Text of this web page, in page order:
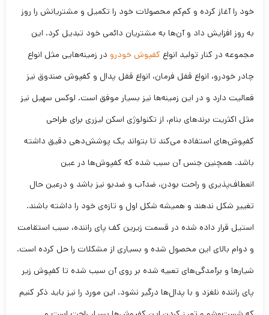
خود را آغاز کرده و کم‌کم محصولات خود را تکمیل و مشتریانش را روز
به روز افزایش داد و آن‌ها به مشتریان دائمی خود تبدیل کرد. این
مجموعه در کنار تولید انواع کفپوش خودرو در زمینه‌هایی مثل انواع
چادر خودرو، انواع قفل فرمان، انواع قفل پدال و کفپوش صندوق نیز
فعالیت دارد و در این زمینه‌ها نیز بسیار موفق است. لوکس سهیل نیز
مثل اکثریت برندهای بنام، از تکنولوژی اسکن لیزری برای طراحی
کفپوش‌های استفاده می‌کند تا بتواند یک پوشش‌دهی دقیق داشته
باشد. همچنین جنس آن سبب شده که کفپوش‌ها در عین
انعطاف‌پذیری و راحت بودن، ضدآب و ضدبو نیز باشد و درعین حال
تغییر شکل ندهند و همیشه شکل اول و تازه‌ی خود را داشته باشند.
استیل قرار داده شده در قسمت زیرین کف پای راننده، سبب استقامت
و دوام بالای این محصول شده و بسیاری از مشکلات را حل کرده است.
شیارها و برآمدگی‌های تعبیه شده بر روی آن سبب شده تا کفپوش زیر
پای راننده نلغزد و با پدال‌ها درگیر نشود. این مورد را نیز باید ذکر کنیم